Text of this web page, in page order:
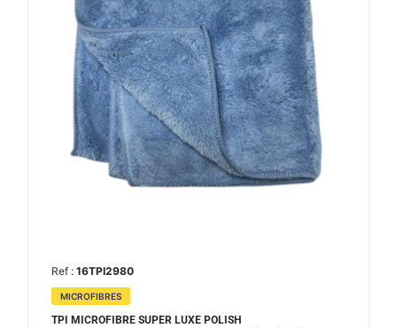
Ref : 16TPI2980
MICROFIBRES
TPI MICROFIBRE SUPER LUXE POLISH